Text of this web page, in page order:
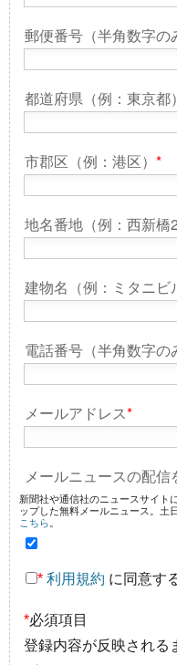
郵便番号（半角数字の
都道府県（例：東京都）
市郡区（例：港区） *
地名番地（例：西新橋
建物名（例：ミタニビ
電話番号（半角数字の
メールアドレス*
メールニュースの配信
新聞社や通信社のニュースサイト
ップした無料メールニュース。土
こちら
* 利用規約 に同意す
*必須項目
登録内容が反映される